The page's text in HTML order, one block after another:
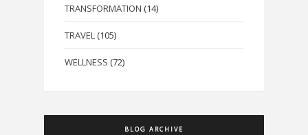
TRANSFORMATION (14)
TRAVEL (105)
WELLNESS (72)
BLOG ARCHIVE